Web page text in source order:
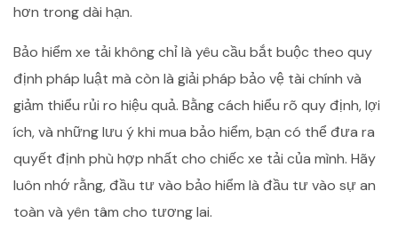
hơn trong dài hạn.
Bảo hiểm xe tải không chỉ là yêu cầu bắt buộc theo quy
định pháp luật mà còn là giải pháp bảo vệ tài chính và
giảm thiểu rủi ro hiệu quả. Bằng cách hiểu rõ quy định, lợi
ích, và những lưu ý khi mua bảo hiểm, bạn có thể đưa ra
quyết định phù hợp nhất cho chiếc xe tải của mình. Hãy
luôn nhớ rằng, đầu tư vào bảo hiểm là đầu tư vào sự an
toàn và yên tâm cho tương lai.